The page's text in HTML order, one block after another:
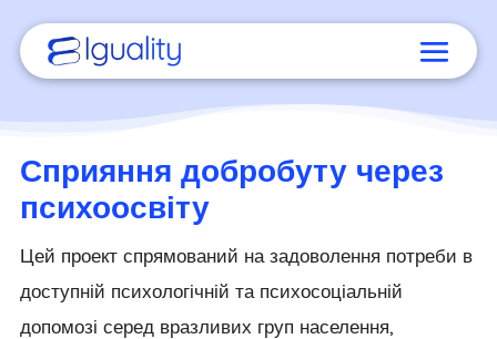
Сприяння добробуту через
психоосвіту
Цей проект спрямований на задоволення потреби в
доступній психологічній та психосоціальній
допомозі серед вразливих груп населення,